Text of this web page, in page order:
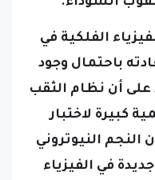
الفلكية في
باحتمال وجود
أن نظام الثقب
كبيرة لاختبار
النجم النيوتروني
في الفيزياء
القصوى.